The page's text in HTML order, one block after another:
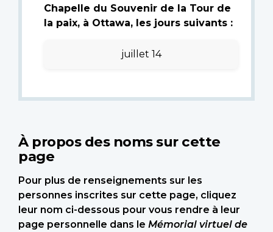
Chapelle du Souvenir de la Tour de
la paix, à Ottawa, les jours suivants :
juillet 14
À propos des noms sur cette
page
Pour plus de renseignements sur les
personnes inscrites sur cette page, cliquez
leur nom ci-dessous pour vous rendre à leur
page personnelle dans le Mémorial virtuel de